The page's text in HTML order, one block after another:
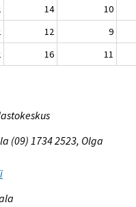
14
10
12
9
16 11
(09) 1734 2523, Olga